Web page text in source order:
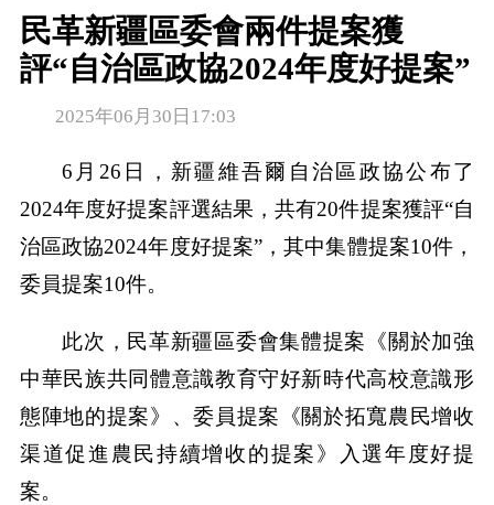
民革新疆區委會兩件提案獲
評“自治區政協2024年度好提案”
2025年06月30日17:03
6月26日，新疆維吾爾自治區政協公布了
2024年度好提案評選結果，共有20件提案獲評“自
治區政協2024年度好提案”，其中集體提案10件，
委員提案10件。
此次，民革新疆區委會集體提案《關於加強
中華民族共同體意識教育守好新時代高校意識形
態陣地的提案》、委員提案《關於拓寬農民增收
渠道促進農民持續增收的提案》入選年度好提
案。